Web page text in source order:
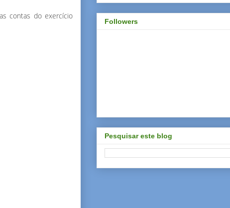
contas do exercício
Followers
Pesquisar este blog